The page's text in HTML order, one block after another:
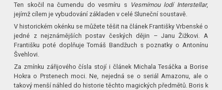
Ten skočil na čumendu do vesmíru s Vesmírnou lodí Interstellar,
jejímž cílem je vybudování základen v celé Sluneční soustavě.
V historickém okénku se můžete těšit na článek Františky Vrbenské o
jedné z nejznámějších postav českých dějin – Janu Žižkovi. A
Františku poté doplňuje Tomáš Bandžuch s poznatky o Antonínu
Švehlovi.
Za zmínku zářijového čísla stojí i článek Michala Tesáčka a Borise
Hokra o Prstenech moci. Ne, nejedná se o seriál Amazonu, ale o
takový menší náhled do historie těchto magických předmětů. Boris k